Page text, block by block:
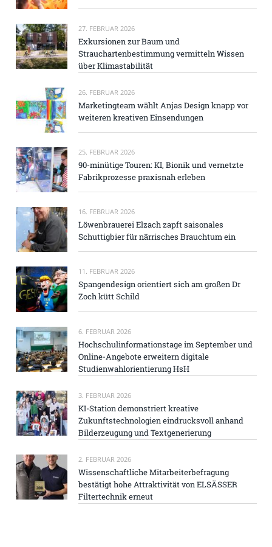
27. FEBRUAR 2026
Exkursionen zur Baum und
Strauchartenbestimmung vermitteln Wissen
über Klimastabilität
26. FEBRUAR 2026
Marketingteam wählt Anjas Design knapp vor
weiteren kreativen Einsendungen
25. FEBRUAR 2026
90-minütige Touren: KI, Bionik und vernetzte
Fabrikprozesse praxisnah erleben
16. FEBRUAR 2026
Löwenbrauerei Elzach zapft saisonales
Schuttigbier für närrisches Brauchtum ein
11. FEBRUAR 2026
Spangendesign orientiert sich am großen Dr
Zoch kütt Schild
6. FEBRUAR 2026
Hochschulinformationstage im September und
Online-Angebote erweitern digitale
Studienwahlorientierung HsH
3. FEBRUAR 2026
KI-Station demonstriert kreative
Zukunftstechnologien eindrucksvoll anhand
Bilderzeugung und Textgenerierung
2. FEBRUAR 2026
Wissenschaftliche Mitarbeiterbefragung
bestätigt hohe Attraktivität von ELSÄSSER
Filtertechnik erneut